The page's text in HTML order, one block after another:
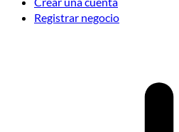
Registrar negocio